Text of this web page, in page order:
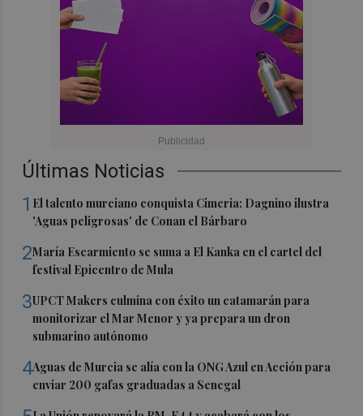
Últimas Noticias
1 El talento murciano conquista Cimeria: Dagnino ilustra
'Aguas peligrosas' de Conan el Bárbaro
2María Escarmiento se suma a El Kanka en el cartel del
festival Epicentro de Mula
3UPCT Makers culmina con éxito un catamarán para
monitorizar el Mar Menor y ya prepara un dron
submarino autónomo
4Aguas de Murcia se alía con la ONG Azul en Acción para
enviar 200 gafas graduadas a Senegal